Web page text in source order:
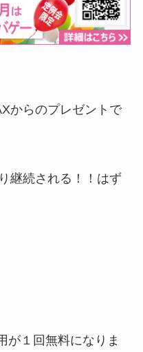
からのプレゼントで
継続される！！はず
が１回無料になりま